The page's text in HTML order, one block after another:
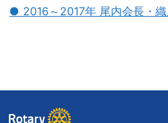
● 2016～2017年 尾内会長・